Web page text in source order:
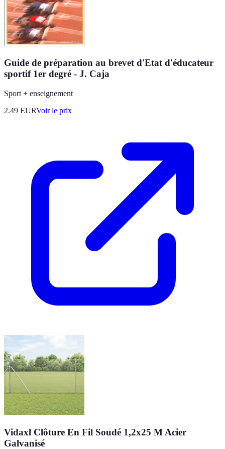
Guide de préparation au brevet d'Etat d'éducateur
sportif 1er degré - J. Caja
Sport + enseignement
2.49 EURVoir le prix
Vidaxl Clôture En Fil Soudé 1,2x25 M Acier
Galvanisé